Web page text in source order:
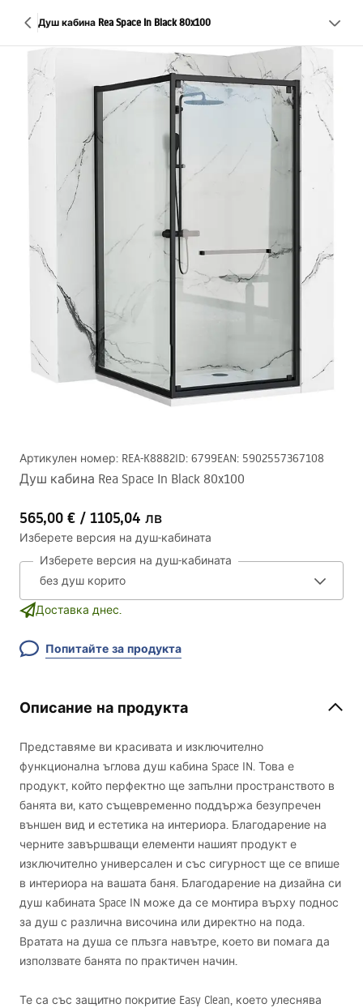
Душ кабина Rea Space In Black 80x100
Артикулен номер: REA-K8882ID: 6799EAN: 5902557367108
Душ кабина Rea Space In Black 80x100
565,00 € / 1105,04 лв
Изберете версия на душ-кабината
Изберете версия на душ-кабината
Доставка днес.
Попитайте за продукта
Описание на продукта
Представяме ви красивата и изключително
функционална ъглова душ кабина Space IN. Това е
продукт, който перфектно ще запълни пространството в
банята ви, като същевременно поддържа безупречен
външен вид и естетика на интериора. Благодарение на
черните завършващи елементи нашият продукт е
изключително универсален и със сигурност ще се впише
в интериора на вашата баня. Благодарение на дизайна си
душ кабината Space IN може да се монтира върху поднос
за душ с различна височина или директно на пода.
Вратата на душа се плъзга навътре, което ви помага да
използвате банята по практичен начин.
Те са със защитно покритие Easy Clean, което улеснява